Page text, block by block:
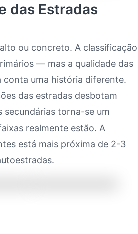
das Estradas
ou concreto. A classificação
— mas a qualidade das
conta uma história diferente.
das estradas desbotam
secundárias torna-se um
realmente estão. A
está mais próxima de 2-3